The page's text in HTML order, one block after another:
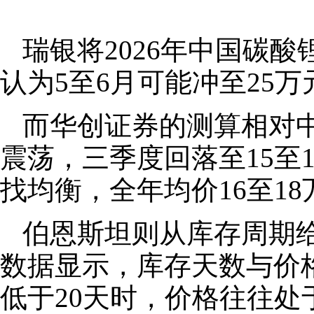
瑞银将2026年中国碳酸
认为5至6月可能冲至25万
而华创证券的测算相对
震荡，三季度回落至15至
找均衡，全年均价16至18
伯恩斯坦则从库存周期
数据显示，库存天数与价
低于20天时，价格往往